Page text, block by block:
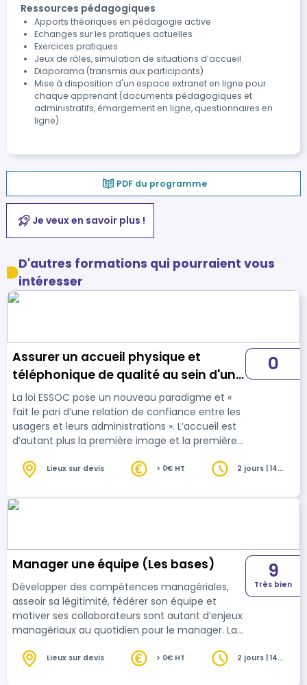
Ressources pédagogiques
Apports théoriques en pédagogie active
Echanges sur les pratiques actuelles
Exercices pratiques
Jeux de rôles, simulation de situations d’accueil
Diaporama (transmis aux participants)
Mise à disposition d'un espace extranet en ligne pour
chaque apprenant (documents pédagogiques et
administratifs, émargement en ligne, questionnaires en
ligne).
PDF du programme
Je veux en savoir plus !
D'autres formations qui pourraient vous
intéresser
Assurer un accueil physique et
téléphonique de qualité au sein d'une
collectivité territoriale
La loi ESSOC pose un nouveau paradigme et «
fait le pari d’une relation de confiance entre les
usagers et leurs administrations ». L’accueil est
d’autant plus la première image et la première
temps de la relation. Il est donc indispensable
aux techniques de l’accueil pour faire de ce
moment une véritable mise en confiance dans
0
Lieux sur devis > 0€ HT
2 jours | 14
Manager une équipe (Les bases)
Développer des compétences managériales,
asseoir sa légitimité, fédérer son équipe et
motiver ses collaborateurs sont autant d’enjeux
managériaux au quotidien pour le manager. La
communication sont également des éléments
9
Très bien
Lieux sur devis > 0€ HT
2 jours | 14